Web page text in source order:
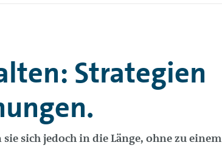
Strategien
sich jedoch in die Länge, ohne zu einem